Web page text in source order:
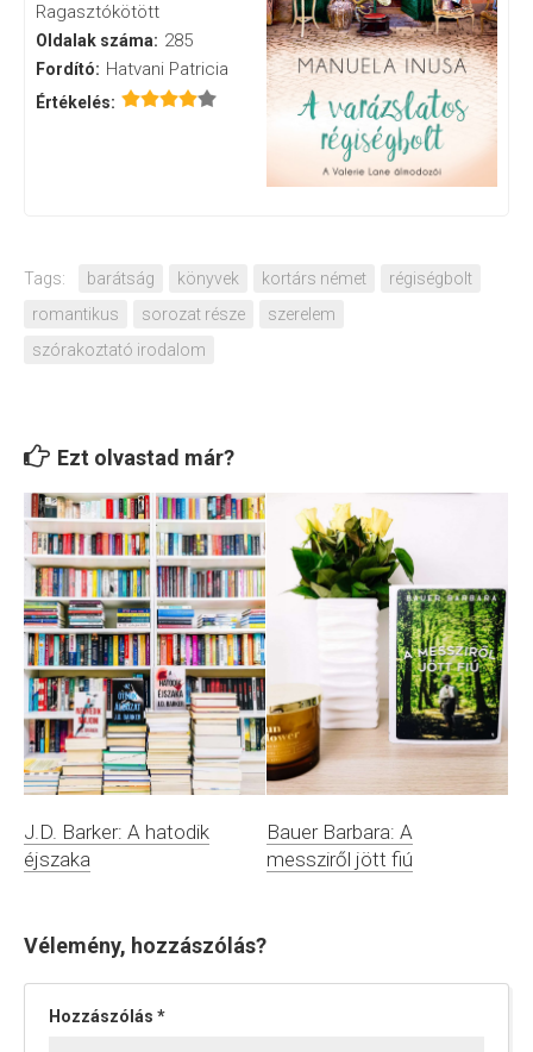
Ragasztókötött
Oldalak száma: 285
Fordító: Hatvani Patricia
Értékelés:
Tags: barátság könyvek kortárs német
régiségbolt
romantikus
sorozat része
szerelem
szórakoztató irodalom
Ezt olvastad már?
J.D. Barker: A hatodik
éjszaka
Bauer Barbara: A
messziről jött fiú
Vélemény, hozzászólás?
Hozzászólás *